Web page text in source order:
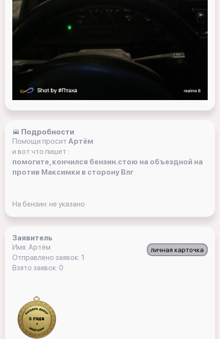
Подробности
Помощи просит Артём
и вот что пишет :
помогите, кончился бензин.стою на объездной на
против Максимки в сторону Влг
На бензин: не указано
Заявитель
личная карточка
Имя: Артём
Отправлено заявок: 1
Взято заявок: 0